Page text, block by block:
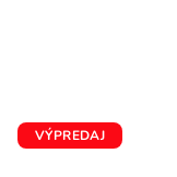
VÝPREDAJ